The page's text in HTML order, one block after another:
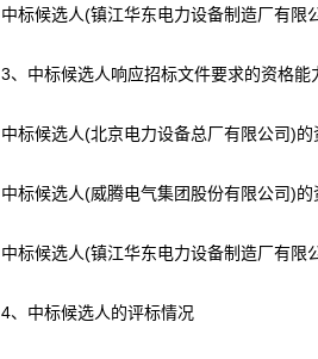
中标候选人(镇江华东电力设备制造厂有限
3、中标候选人响应招标文件要求的资格能
中标候选人(北京电力设备总厂有限公司)
中标候选人(威腾电气集团股份有限公司)
中标候选人(镇江华东电力设备制造厂有限
4、中标候选人的评标情况